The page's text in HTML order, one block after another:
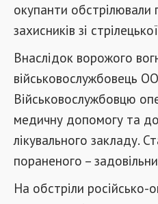
окупанти обстрілювали
захисників зі
Внаслідок ворожого
військовослужбовець
Військовослужбовцю
медичну допомогу та
лікувального закладу.
пораненого –
На обстріли російсько-